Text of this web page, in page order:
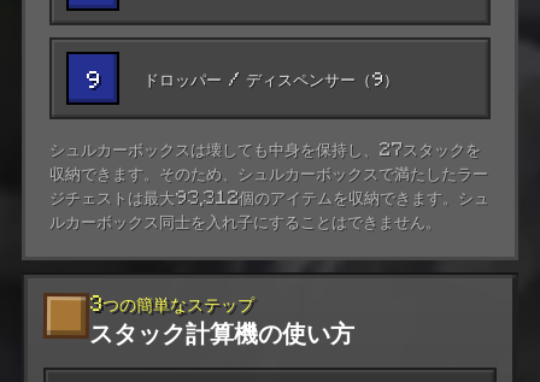
9 ドロッパー / ディスペンサー（9）
シュルカーボックスは壊しても中身を保持し、27スタックを
収納できます。そのため、シュルカーボックスで満たしたラー
ジチェストは最大93,312個のアイテムを収納できます。シュ
ルカーボックス同士を入れ子にすることはできません。
3つの簡単なステップ
スタック計算機の使い方